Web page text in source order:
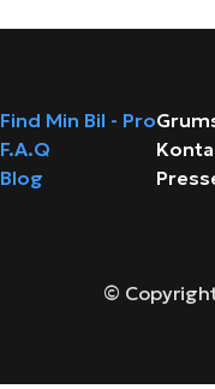
Find Min Bil - Pro
F.A.Q
Blog
©